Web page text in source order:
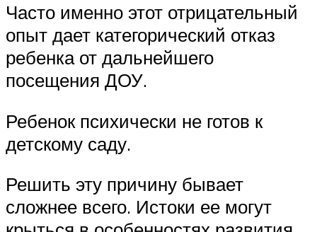
Часто именно этот отрицательный
опыт дает категорический отказ
ребенка от дальнейшего
посещения ДОУ.
Ребенок психически не готов к
детскому саду.
Решить эту причину бывает
сложнее всего. Истоки ее могут